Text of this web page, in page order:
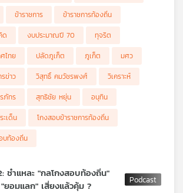
ข้าราชการ
ข้าราชการท้องถิ่น
ด
งบประมาณปี 70
ทุจริต
ไทย
ปลัดภูเก็ต ภูเก็ต
มศว
ข่าว
วิสุทธิ์ คมวัชรพงศ์
วิเคราะห์
ภัทร
สุทธิชัย หยุ่น
อนุทิน
ะเด็น
โกงสอบข้าราชการท้องถิ่น
บท้องถิ่น
ชำแหละ "กลโกงสอบท้องถิ่น"
ยอมแลก" เสี่ยงแล้วคุ้ม ?